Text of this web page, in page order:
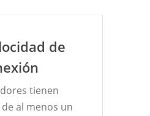
de
tienen
al menos un